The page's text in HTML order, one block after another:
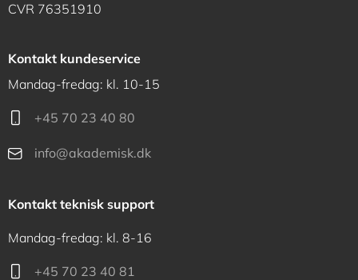
CVR 76351910
Kontakt kundeservice
Mandag-fredag: kl. 10-15
+45 70 23 40 80
info@akademisk.dk
Kontakt teknisk support
Mandag-fredag: kl. 8-16
+45 70 23 40 81